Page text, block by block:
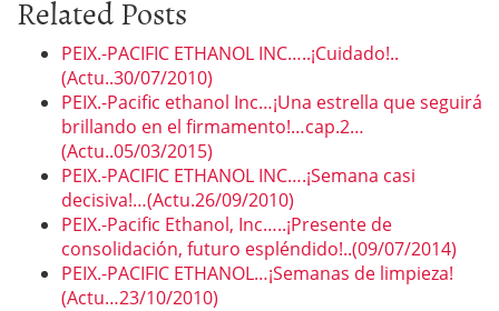
Related Posts
PEIX.-PACIFIC ETHANOL INC…..¡Cuidado!..
(Actu..30/07/2010)
PEIX.-Pacific ethanol Inc…¡Una estrella que seguirá
brillando en el firmamento!…cap.2…
(Actu..05/03/2015)
PEIX.-PACIFIC ETHANOL INC….¡Semana casi
decisiva!…(Actu.26/09/2010)
PEIX.-Pacific Ethanol, Inc…..¡Presente de
consolidación, futuro espléndido!..(09/07/2014)
PEIX.-PACIFIC ETHANOL…¡Semanas de limpieza!
(Actu…23/10/2010)